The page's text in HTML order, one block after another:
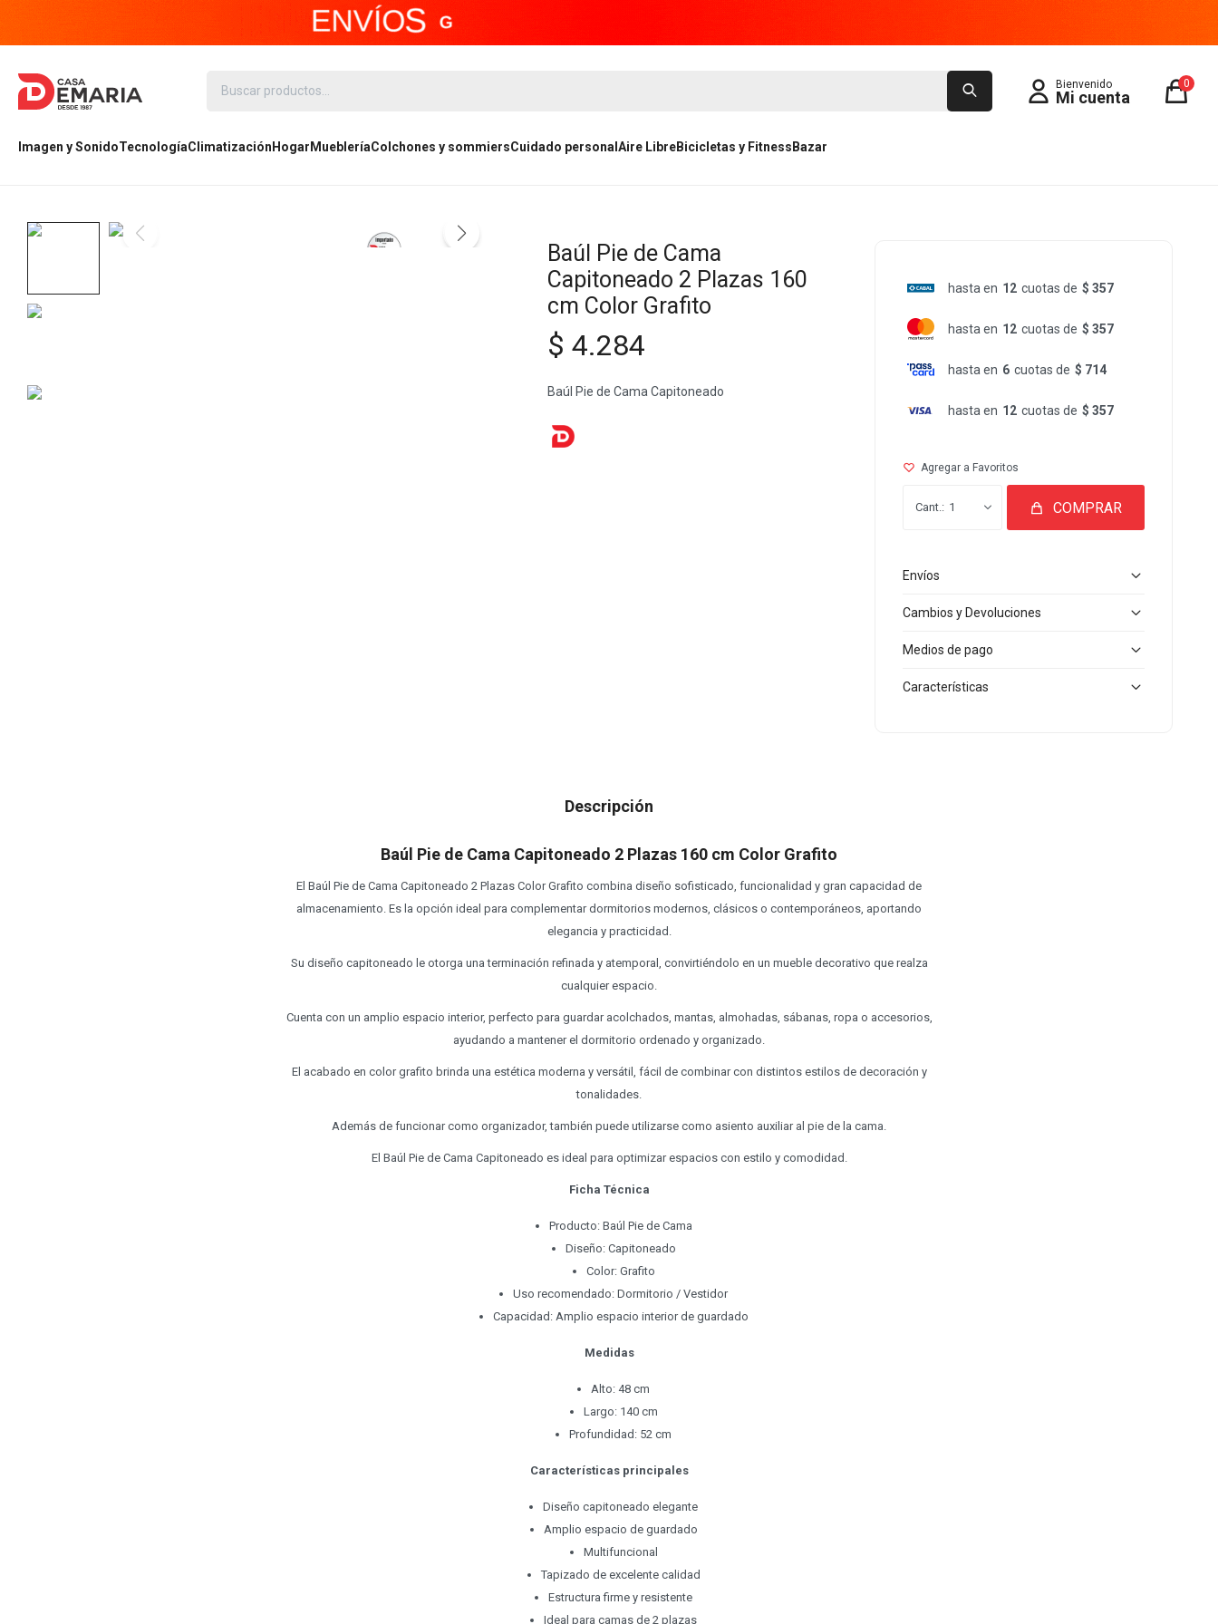
Imagen y SonidoTecnologíaClimatización Hogar MuebleríaColchones y sommiersCuidado personal Aire LibreBicicletas y Fitness Bazar
0
Baúl Pie de Cama
Capitoneado 2 Plazas 160
cm Color Grafito
$ 4.284
Baúl Pie de Cama Capitoneado
hasta en 12 cuotas de $ 357
hasta en 12 cuotas de $ 357
hasta en 6 cuotas de $ 714
hasta en 12 cuotas de $ 357
1 COMPRAR
Envíos
Cambios y Devoluciones
Medios de pago
Características
Descripción
Baúl Pie de Cama Capitoneado 2 Plazas 160 cm Color Grafito
El Baúl Pie de Cama Capitoneado 2 Plazas Color Grafito combina diseño sofisticado, funcionalidad y gran capacidad de
almacenamiento. Es la opción ideal para complementar dormitorios modernos, clásicos o contemporáneos, aportando
elegancia y practicidad.
Su diseño capitoneado le otorga una terminación refinada y atemporal, convirtiéndolo en un mueble decorativo que realza
cualquier espacio.
Cuenta con un amplio espacio interior, perfecto para guardar acolchados, mantas, almohadas, sábanas, ropa o accesorios,
ayudando a mantener el dormitorio ordenado y organizado.
El acabado en color grafito brinda una estética moderna y versátil, fácil de combinar con distintos estilos de decoración y
tonalidades.
Además de funcionar como organizador, también puede utilizarse como asiento auxiliar al pie de la cama.
El Baúl Pie de Cama Capitoneado es ideal para optimizar espacios con estilo y comodidad.
Ficha Técnica
Producto: Baúl Pie de Cama
Diseño: Capitoneado
Color: Grafito
Uso recomendado: Dormitorio / Vestidor
Capacidad: Amplio espacio interior de guardado
Medidas
Alto: 48 cm
Largo: 140 cm
Profundidad: 52 cm
Características principales
Diseño capitoneado elegante
Amplio espacio de guardado
Multifuncional
Tapizado de excelente calidad
Estructura firme y resistente
Ideal para camas de 2 plazas